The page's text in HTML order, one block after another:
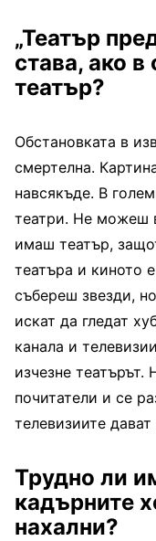
„Театър
става, ако
театър?
Обстановката в
смертелна.
навсякъде. В
театри. Не можеш
имаш театър,
театъра и киното
събереш звезди,
искат да гледат
канала и
изчезне театърът.
почитатели и се
телевизиите
Трудно ли
кадърните
нахални?